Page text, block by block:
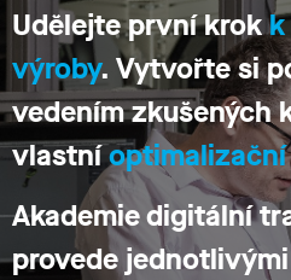
Udělejte první krok
výroby. Vytvořte si
vedením zkušených
vlastní
Akademie digitální
provede